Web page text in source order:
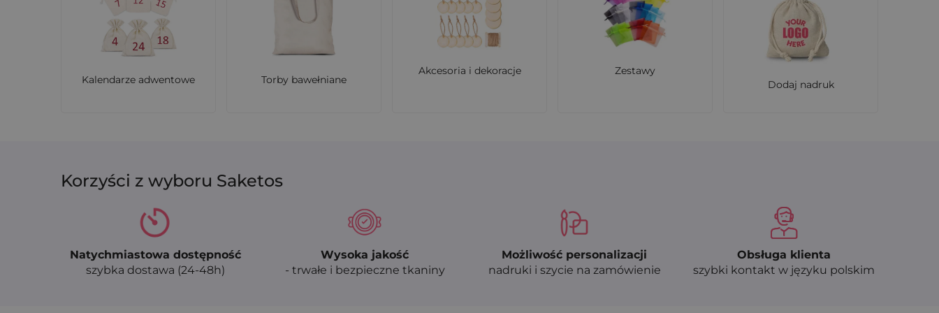
Zamów już dziś swoje woreczki bawełniane 12 x 15 cm w naturalnym kolorze - wybierz wersję bez nadruku lub z personalizacją, która podkreśli
charakter Twojej marki!
Kalendarze adwentowe Torby bawełniane
Akcesoria i dekoracje
Zestawy
Dodaj nadruk
Korzyści z wyboru Saketos
Natychmiastowa dostępność
szybka dostawa (24-48h)
Wysoka jakość
- trwałe i bezpieczne tkaniny
Możliwość personalizacji
nadruki i szycie na zamówienie
Obsługa klienta
szybki kontakt w języku polskim